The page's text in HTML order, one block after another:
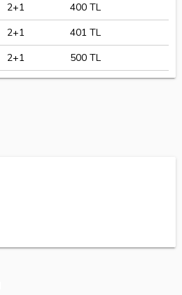
2+1
400 TL
2+1
401 TL
2+1 500 TL